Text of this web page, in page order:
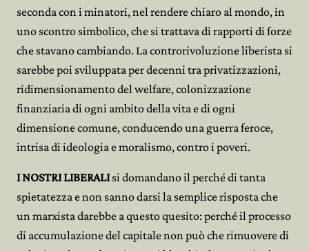
seconda con i minatori, nel rendere chiaro al mondo, in
uno scontro simbolico, che si trattava di rapporti di forze
che stavano cambiando. La controrivoluzione liberista si
sarebbe poi sviluppata per decenni tra privatizzazioni,
ridimensionamento del welfare, colonizzazione
finanziaria di ogni ambito della vita e di ogni
dimensione comune, conducendo una guerra feroce,
intrisa di ideologia e moralismo, contro i poveri.
I NOSTRI LIBERALIsi domandano il perché di tanta
spietatezza e non sanno darsi la semplice risposta che
un marxista darebbe a questo quesito: perché il processo
di accumulazione del capitale non può che rimuovere di